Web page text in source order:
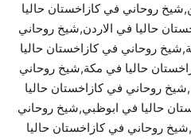
روحاني في كازاخستان حاليا
حاليا في الاردن,شيخ روحاني
روحاني في كازاخستان حاليا
حاليا في مكة,شيخ روحاني
روحاني في كازاخستان حاليا
حاليا في ابوظبي,شيخ روحاني
روحاني في كازاخستان حاليا